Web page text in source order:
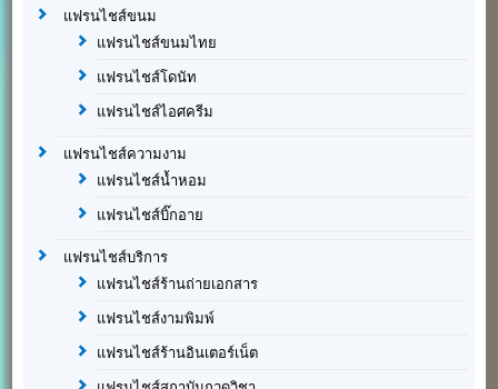
แฟรนไชส์ขนม
แฟรนไชส์ขนมไทย
แฟรนไชส์โดนัท
แฟรนไชส์ไอศครีม
แฟรนไชส์ความงาม
แฟรนไชส์น้ำหอม
แฟรนไชส์บิ๊กอาย
แฟรนไชส์บริการ
แฟรนไชส์ร้านถ่ายเอกสาร
แฟรนไชส์งามพิมพ์
แฟรนไชส์ร้านอินเตอร์เน็ต